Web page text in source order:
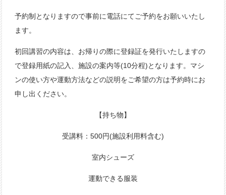
予約制となりますので事前に電話にてご予約をお願いいたし
ます。
初回講習の内容は、お帰りの際に登録証を発行いたしますの
で登録用紙の記入、施設の案内等(10分程)となります。マシ
ンの使い方や運動方法などの説明をご希望の方は予約時にお
申し出ください。
【持ち物】
受講料：500円(施設利用料含む)
室内シューズ
運動できる服装